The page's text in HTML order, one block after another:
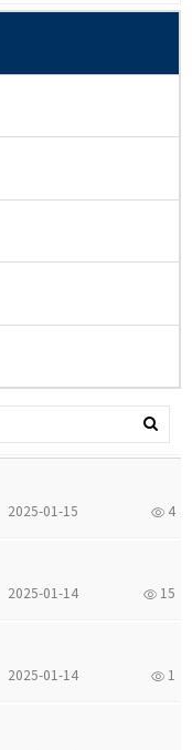
4
2025-01-15
15
2025-01-14
1
2025-01-14